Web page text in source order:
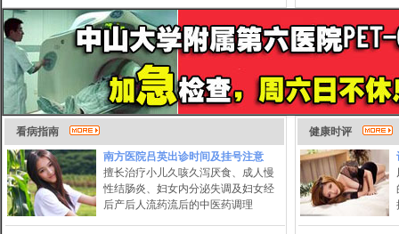
看病指南
南方医院吕英出诊时间及挂号注意
擅长治疗小儿久咳久泻厌食、成人慢
性结肠炎、妇女内分泌失调及妇女经
后产后人流药流后的中医药调理
健康时评